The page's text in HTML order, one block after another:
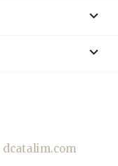

keyboard_arrow_down